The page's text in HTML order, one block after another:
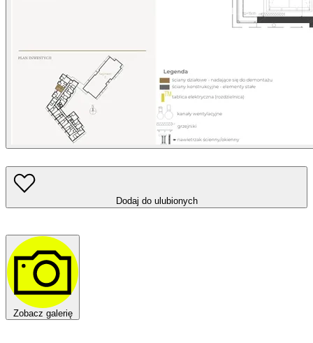
Dodaj do ulubionych
Zobacz galerię